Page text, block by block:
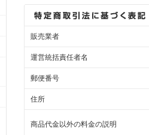
販売業者
運営統括責任者名
郵便番号
住所
商品代金以外の料金の説明